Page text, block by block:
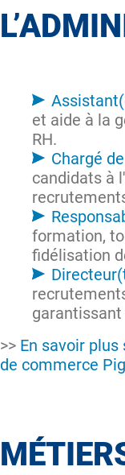
et aide à la
RH.
Chargé
candidats à
formation,
fidélisation
>> En savoir
de commerce